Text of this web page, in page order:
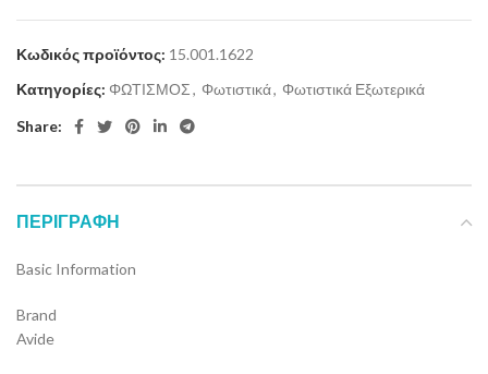
Κωδικός προϊόντος: 15.001.1622
Κατηγορίες: ΦΩΤΙΣΜΟΣ, Φωτιστικά, Φωτιστικά Εξωτερικά
Share:
ΠΕΡΙΓΡΑΦΉ
Basic Information
Brand
Avide